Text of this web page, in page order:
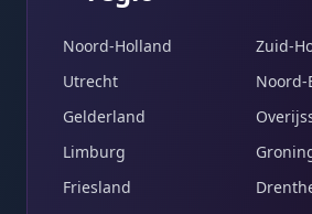
Noord-Holland
Zuid-
Utrecht
Gelderland
Limburg
Friesland